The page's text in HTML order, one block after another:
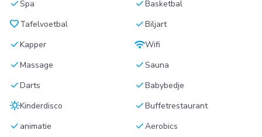
checkSpa checkBasketbal
favoriteTafelvoetbal checkBiljart
checkKapper wifiWifi
checkMassage checkSauna
checkDarts checkBabybedje
sunnyKinderdisco checkBuffetrestaurant
check animatie checkAerobics